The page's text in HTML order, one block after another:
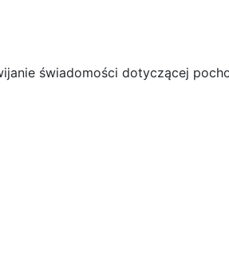
świadomości dotyczącej